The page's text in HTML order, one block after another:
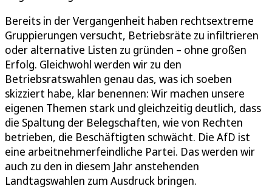
Bereits in der Vergangenheit haben rechtsextreme
Gruppierungen versucht, Betriebsräte zu infiltrieren
oder alternative Listen zu gründen – ohne großen
Erfolg. Gleichwohl werden wir zu den
Betriebsratswahlen genau das, was ich soeben
skizziert habe, klar benennen: Wir machen unsere
eigenen Themen stark und gleichzeitig deutlich, dass
die Spaltung der Belegschaften, wie von Rechten
betrieben, die Beschäftigten schwächt. Die AfD ist
eine arbeitnehmerfeindliche Partei. Das werden wir
auch zu den in diesem Jahr anstehenden
Landtagswahlen zum Ausdruck bringen.